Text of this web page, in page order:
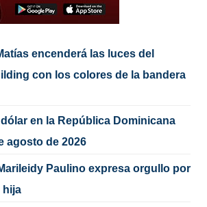
encenderá las luces del
con los colores de la bandera
en la República Dominicana
agosto de 2026
Paulino expresa orgullo por
hija